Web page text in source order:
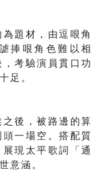
題材，由逗哏角
捧哏角色難以相
考驗演員貫口功
足。
後，被路邊的算
一場空。搭配質
現太平歌詞「通
意涵。